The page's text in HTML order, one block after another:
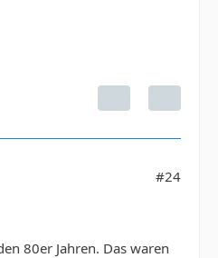
#24
80er Jahren. Das waren